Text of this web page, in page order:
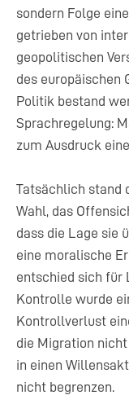
sondern Folge
getrieben von
geopolitischen
des europäischen
Politik bestand
Sprachregelung:
zum Ausdruck
Tatsächlich stand
Wahl, das
dass die Lage sie
eine moralische
entschied sich für
Kontrolle wurde
Kontrollverlust
die Migration
in einen
nicht begrenzen.